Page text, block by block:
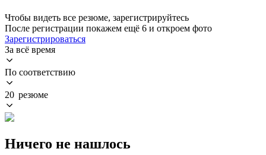
Чтобы видеть все резюме, зарегистрируйтесь
После регистрации покажем ещё 6 и откроем фото
Зарегистрироваться
За всё время
По соответствию
20 резюме
Ничего не нашлось